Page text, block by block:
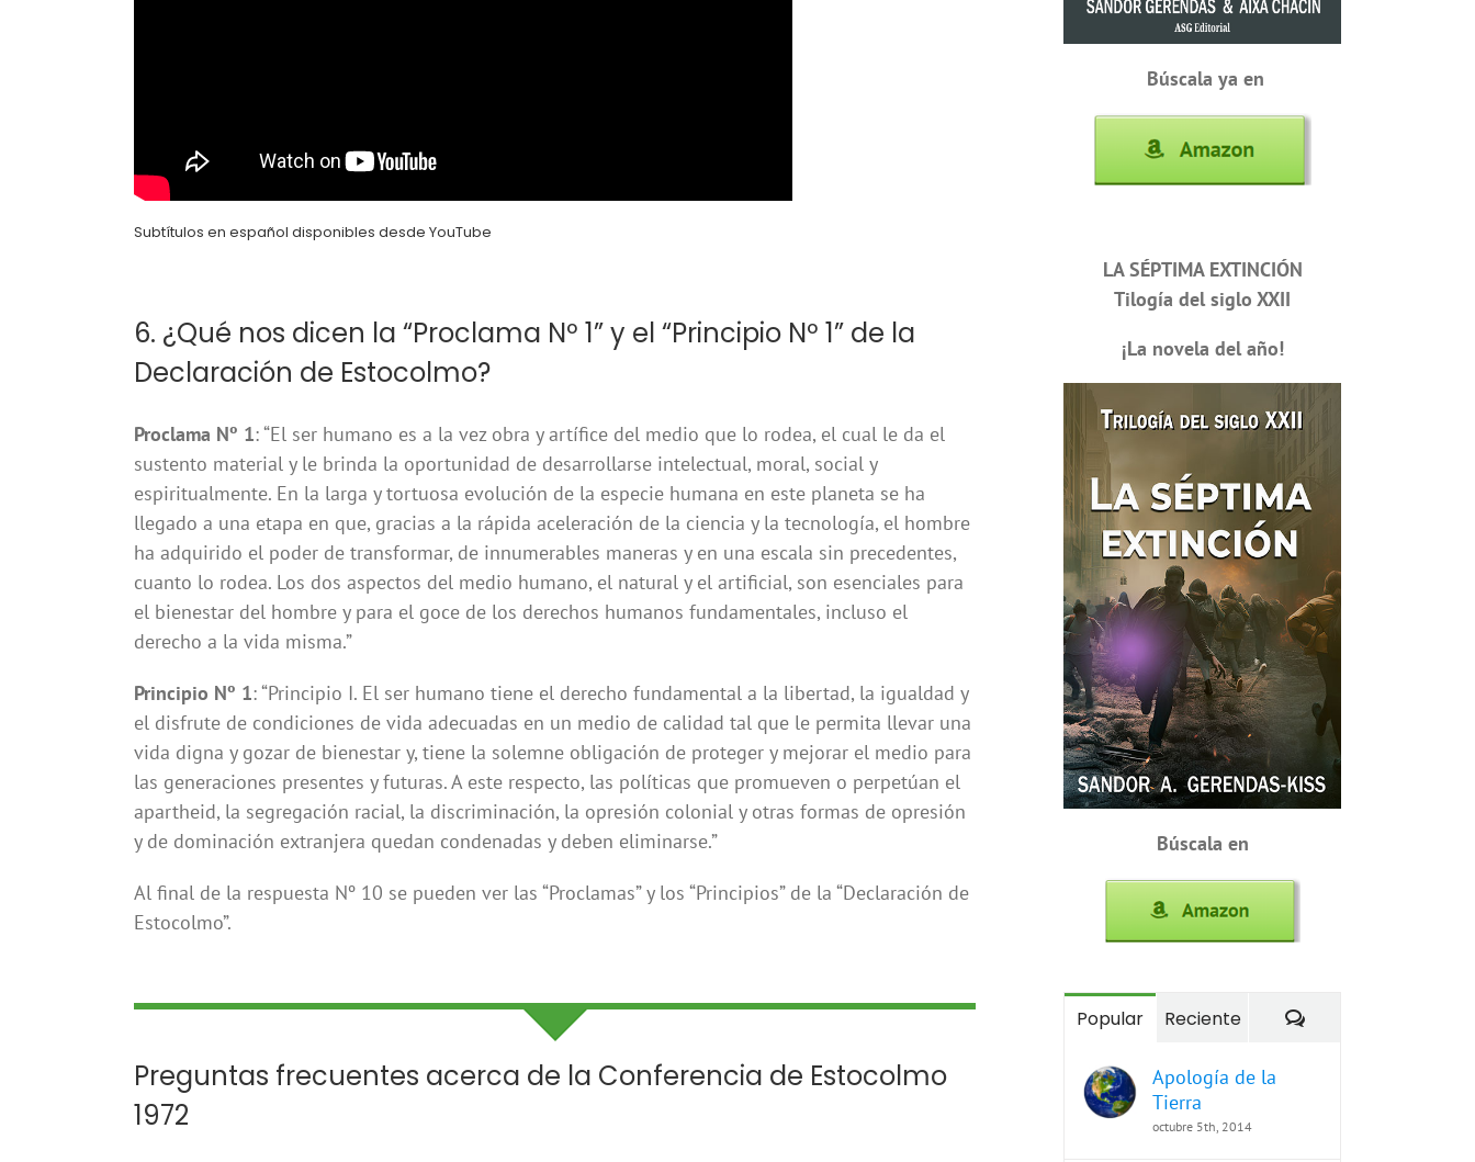
Subtítulos en español disponibles desde YouTube
6. ¿Qué nos dicen la “Proclama Nº 1” y el “Principio Nº 1” de la
Declaración de Estocolmo?
Proclama Nº 1: “El ser humano es a la vez obra y artífice del medio que lo rodea, el cual le da el
sustento material y le brinda la oportunidad de desarrollarse intelectual, moral, social y
espiritualmente. En la larga y tortuosa evolución de la especie humana en este planeta se ha
llegado a una etapa en que, gracias a la rápida aceleración de la ciencia y la tecnología, el hombre
ha adquirido el poder de transformar, de innumerables maneras y en una escala sin precedentes,
cuanto lo rodea. Los dos aspectos del medio humano, el natural y el artificial, son esenciales para
el bienestar del hombre y para el goce de los derechos humanos fundamentales, incluso el
derecho a la vida misma.”
Principio Nº 1: “Principio I. El ser humano tiene el derecho fundamental a la libertad, la igualdad y
el disfrute de condiciones de vida adecuadas en un medio de calidad tal que le permita llevar una
vida digna y gozar de bienestar y, tiene la solemne obligación de proteger y mejorar el medio para
las generaciones presentes y futuras. A este respecto, las políticas que promueven o perpetúan el
apartheid, la segregación racial, la discriminación, la opresión colonial y otras formas de opresión
y de dominación extranjera quedan condenadas y deben eliminarse.”
Al final de la respuesta Nº 10 se pueden ver las “Proclamas” y los “Principios” de la “Declaración de
Estocolmo”.
Preguntas frecuentes acerca de la Conferencia de Estocolmo
1972
Búscala ya en
LA SÉPTIMA EXTINCIÓN
Tilogía del siglo XXII
¡La novela del año!
Búscala en
Popular Reciente Comentarios
Apología de la
Tierra
octubre 5th, 2014